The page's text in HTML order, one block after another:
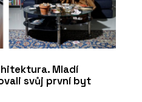
Mladí
svůj první byt